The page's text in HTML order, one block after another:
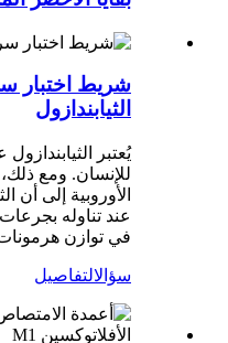
شريط اختبار
الثيابندازول
يُعتبر
للإنسان. ومع
الأوروبية إلى أن
عند تناوله
في توازن هرمونات
سؤالالتفاصيل